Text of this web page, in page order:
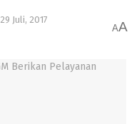
29 Juli, 2017
AA